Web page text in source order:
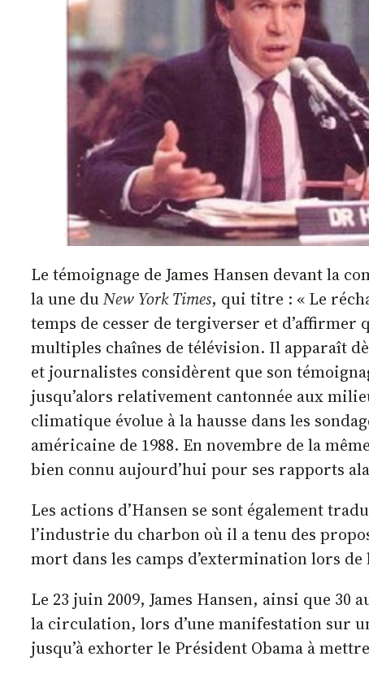
Le témoignage de James Hansen devant la
la une duNew York Times, qui titre : « Le
temps de cesser de tergiverser et d’affirmer
multiples chaînes de télévision. Il apparaît
et journalistes considèrent que son
jusqu’alors relativement cantonnée aux
climatique évolue à la hausse dans les
américaine de 1988. En novembre de la
bien connu aujourd’hui pour ses rapports
Les actions d’Hansen se sont également
l’industrie du charbon où il a tenu des
mort dans les camps d’extermination lors de
Le 23 juin 2009, James Hansen, ainsi que
la circulation, lors d’une manifestation sur
jusqu’à exhorter le Président Obama à